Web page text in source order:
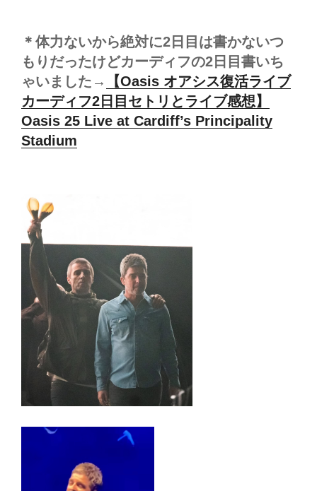
＊体力ないから絶対に2日目は書かないつ
もりだったけどカーディフの2日目書いち
ゃいました→
【Oasis オアシス復活ライブ
カーディフ2日目セトリとライブ感想】
Oasis 25 Live at Cardiff’s Principality
Stadium